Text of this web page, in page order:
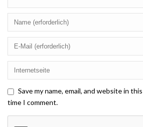
Save my name, email, and website in
time I comment.